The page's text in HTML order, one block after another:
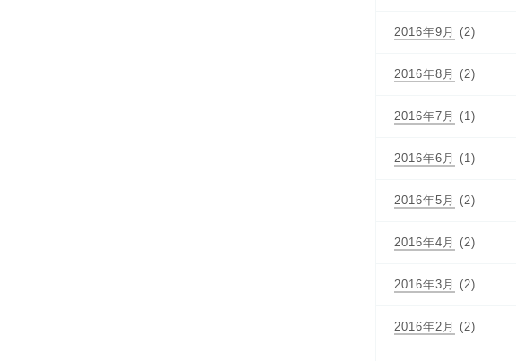
2016年9月 (2)
2016年8月 (2)
2016年7月 (1)
2016年6月 (1)
2016年5月 (2)
2016年4月 (2)
2016年3月 (2)
2016年2月 (2)